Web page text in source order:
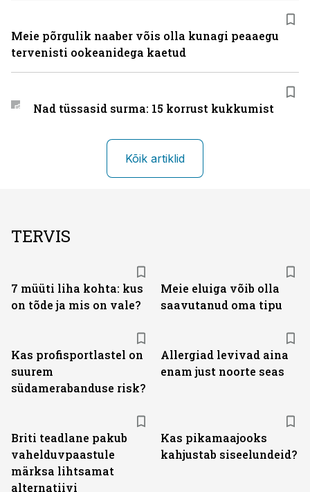
Meie põrgulik naaber võis olla kunagi peaaegu
tervenisti ookeanidega kaetud
Nad tüssasid surma: 15 korrust kukkumist
Kõik artiklid
TERVIS
7 müüti liha kohta: kus
on tõde ja mis on vale?
Meie eluiga võib olla
saavutanud oma tipu
Kas profisportlastel on
suurem
südamerabanduse risk?
Allergiad levivad aina
enam just noorte seas
Briti teadlane pakub
vahelduvpaastule
märksa lihtsamat
alternatiivi
Kas pikamaajooks
kahjustab siseelundeid?